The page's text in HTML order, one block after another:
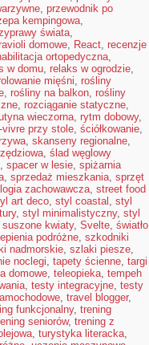
, przewodnik po
kempingowa,
świata,
domowe, React, recenzje
ortopedyczna,
w domu, relaks w ogrodzie,
mięśni, rośliny
, rośliny na balkon, rośliny
, rozciąganie statyczne,
wieczorna, rytm dobowy,
vivre przy stole, ściółkowanie,
, skanseny regionalne,
, ślad węglowy
, spacer w lesie, spiżarnia
, sprzedaż mieszkania, sprzęt
zachowawcza, street food
art deco, styl coastal , styl
, styl minimalistyczny, styl
suszone kwiaty, Svelte, światło
podróżne, szkodniki
nadmorskie, szlaki piesze,
noclegi, tapety ścienne, targi
domowe, teleopieka, tempeh
, testy integracyjne, testy
, travel blogger,
funkcjonalny, trening
seniorów, trening z
, turystyka literacka,